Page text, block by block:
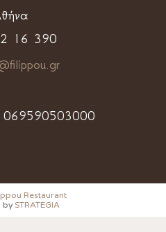
16 390
069590503000
Restaurant
by STRATEGIA